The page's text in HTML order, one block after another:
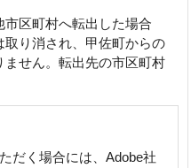
区町村へ転出した場合
り消され、甲佐町からの
せん。転出先の市区町村
だく場合には、Adobe社